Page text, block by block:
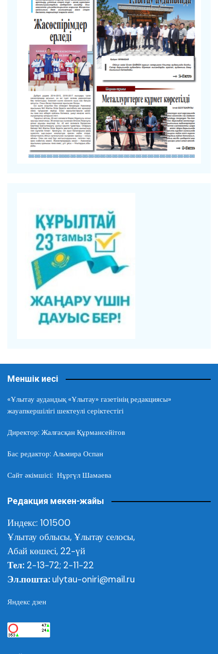
Меншік иесі
«Ұлытау аудандық «Ұлытау» газетінің редакциясы»
жауапкершілігі шектеулі серіктестігі
Директор: Жалғасқан Құрмансейітов
Бас редактор: Альмира Оспан
Сайт әкімшісі: Нұргүл Шамаева
Редакция мекен-жайы
Индекс: 101500
Ұлытау облысы, Ұлытау селосы,
Абай көшесі, 22-үй
Тел: 2-13-72; 2-11-22
Эл.пошта: ulytau-oniri@mail.ru
Яндекс дзен